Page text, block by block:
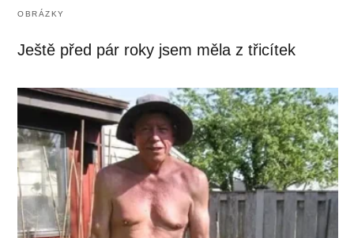
OBRÁZKY
Ještě před pár roky jsem měla z třicítek